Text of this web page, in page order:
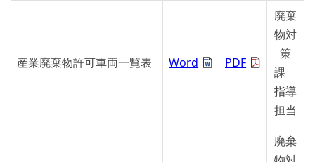
産業廃棄物許可車両一覧表 Word PDF
廃棄
物対
策
課
指導
担当
廃棄